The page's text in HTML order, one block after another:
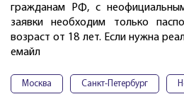
гражданам РФ, с
заявки необходим только
возраст от 18 лет. Если нужна
емайл
Москва Санкт-Петербург